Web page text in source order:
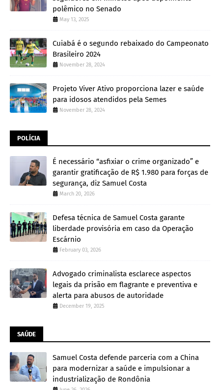
polêmico no Senado
May 13, 2025
Cuiabá é o segundo rebaixado do Campeonato
Brasileiro 2024
November 28, 2024
Projeto Viver Ativo proporciona lazer e saúde
para idosos atendidos pela Semes
November 28, 2024
POLÍCIA
É necessário “asfixiar o crime organizado” e
garantir gratificação de R$ 1.980 para forças de
segurança, diz Samuel Costa
March 20, 2026
Defesa técnica de Samuel Costa garante
liberdade provisória em caso da Operação
Escárnio
February 03, 2026
Advogado criminalista esclarece aspectos
legais da prisão em flagrante e preventiva e
alerta para abusos de autoridade
December 19, 2025
SAÚDE
Samuel Costa defende parceria com a China
para modernizar a saúde e impulsionar a
industrialização de Rondônia